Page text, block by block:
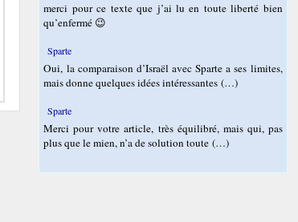
merci pour ce texte que j’ai lu en toute liberté bien
qu’enfermé 😉
Sparte
Oui, la comparaison d’Israël avec Sparte a ses limites,
mais donne quelques idées intéressantes (…)
Sparte
Merci pour votre article, très équilibré, mais qui, pas
plus que le mien, n’a de solution toute (…)